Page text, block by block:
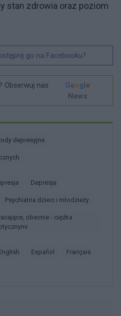
stan zdrowia oraz poziom
go na Facebooku?
Obserwuj nas
Google
News
depresyjne
Depresja
Psychiatria dzieci i młodzieży
english español français